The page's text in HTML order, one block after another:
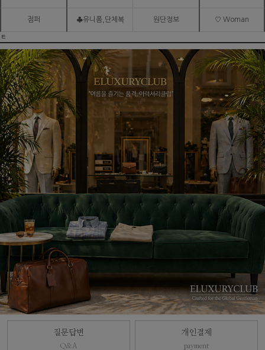
점퍼 ♣유니폼,단체복 원단정보 ♡ Woman
ㅌ
질문답변
Q&A
개인결제
payment